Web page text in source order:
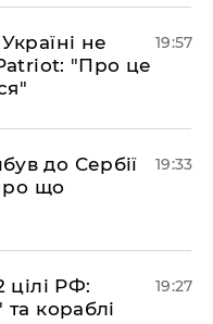
не
"Про це
19:57
до Сербії
що
19:33
цілі РФ:
кораблі
19:27